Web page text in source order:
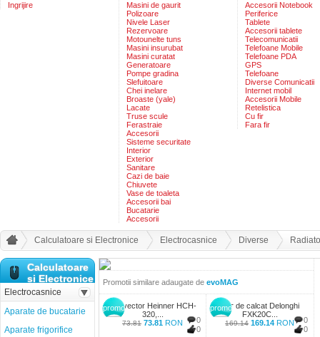
Ingrijire
Masini de gaurit
Polizoare
Nivele Laser
Rezervoare
Motounelte tuns
Masini insurubat
Masini curatat
Generatoare
Pompe gradina
Slefuitoare
Chei inelare
Broaste (yale)
Lacate
Truse scule
Ferastraie
Accesorii
Sisteme securitate
Interior
Exterior
Sanitare
Cazi de baie
Chiuvete
Vase de toaleta
Accesorii bai
Bucatarie
Accesorii
Accesorii Notebook
Periferice
Tablete
Accesorii tablete
Telecomunicatii
Telefoane Mobile
Telefoane PDA
GPS
Telefoane
Diverse Comunicatii
Internet mobil
Accesorii Mobile
Retelistica
Cu fir
Fara fir
Calculatoare si Electronice Electrocasnice Diverse
Promotii similare adaugate de evoMAG
promo
0
0
Convector Heinner HCH-
320,...
73.81 73.81 RON
promo
0
0
Fier de calcat Delonghi
FXK20C...
169.14 169.14 RON
Calculatoare
si Electronice
Electrocasnice
Aparate de bucatarie
Aparate frigorifice